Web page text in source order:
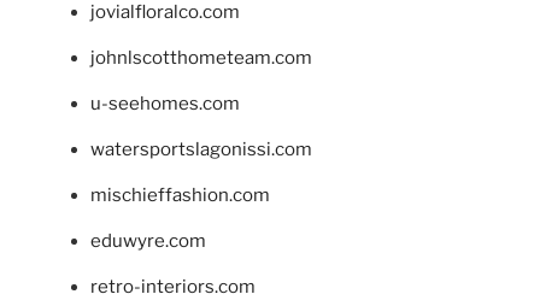
jovialfloralco.com
johnlscotthometeam.com
u-seehomes.com
watersportslagonissi.com
mischieffashion.com
eduwyre.com
retro-interiors.com